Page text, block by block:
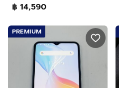
฿ 14,590
PREMIUM